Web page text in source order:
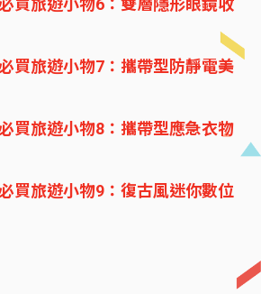
買旅遊小物7：攜帶型防靜電美
買旅遊小物8：攜帶型應急衣物
買旅遊小物9：復古風迷你數位